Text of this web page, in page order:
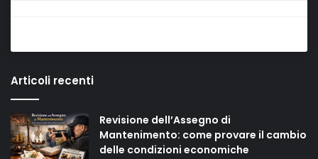
Articoli recenti
Revisione dell’Assegno di
Mantenimento: come provare il cambio
delle condizioni economiche